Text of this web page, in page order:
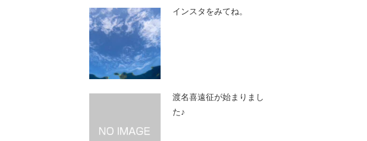
インスタをみてね。
渡名喜遠征が始まりまし
た♪